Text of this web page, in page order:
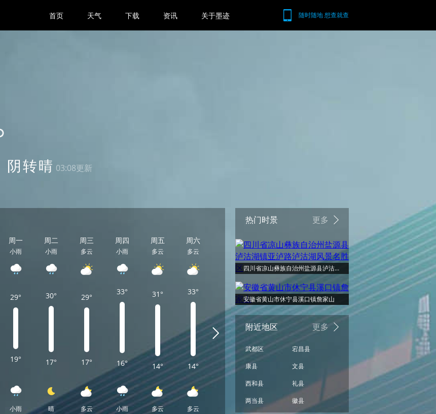
随时随地 想查就查
首页 天气 下载 资讯 关于墨迹
阴转晴 03:08更新
热门时景 更多
四川省凉山彝族自治州盐源县泸沽湖镇亚泸路泸沽湖风景名胜区
安徽省黄山市休宁县溪口镇詹家山
附近地区 更多
武都区
宕昌县
康县
文县
西和县
礼县
两当县
徽县
周一
小雨
29°
19°
小雨
周二
小雨
30°
17°
晴
周三
多云
29°
17°
多云
周四
小雨
33°
16°
小雨
周五
多云
31°
14°
多云
周六
多云
33°
14°
多云
周日
12°
周一
小雨
33°
小雨
周二
小雨
29°
12°
小雨
周三
小雨
25°
周四
小雨
24°
周五
小雨
15°